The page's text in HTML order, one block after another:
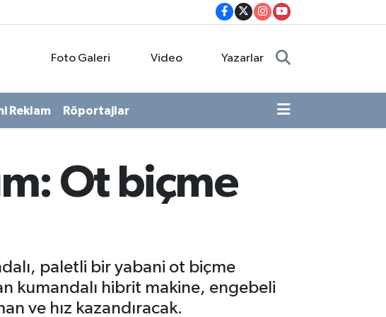
Foto Galeri Video Yazarlar
Reklam Röportajlar
Ot biçme
paletli bir yabani ot biçme
kumandalı hibrit makine, engebeli
ve hız kazandıracak.